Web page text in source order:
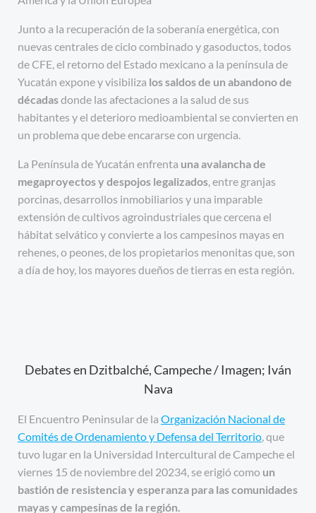
Junto a la recuperación de la soberanía energética, con
nuevas centrales de ciclo combinado y gasoductos, todos
de CFE, el retorno del Estado mexicano a la península de
Yucatán expone y visibiliza los saldos de un abandono de
décadasdonde las afectaciones a la salud de sus
habitantes y el deterioro medioambiental se convierten en
un problema que debe encararse con urgencia.
La Península de Yucatán enfrenta una avalancha de
megaproyectos y despojos legalizados, entre granjas
porcinas, desarrollos inmobiliarios y una imparable
extensión de cultivos agroindustriales que cercena el
hábitat selvático y convierte a los campesinos mayas en
rehenes, o peones, de los propietarios menonitas que, son
a día de hoy, los mayores dueños de tierras en esta región.
Debates en Dzitbalché, Campeche / Imagen; Iván
Nava
El Encuentro Peninsular de la Organización Nacional de
Comités de Ordenamiento y Defensa del Territorio, que
tuvo lugar en la Universidad Intercultural de Campeche el
viernes 15 de noviembre del 20234, se erigió como un
bastión de resistencia y esperanza para las comunidades
mayas y campesinas de la región.